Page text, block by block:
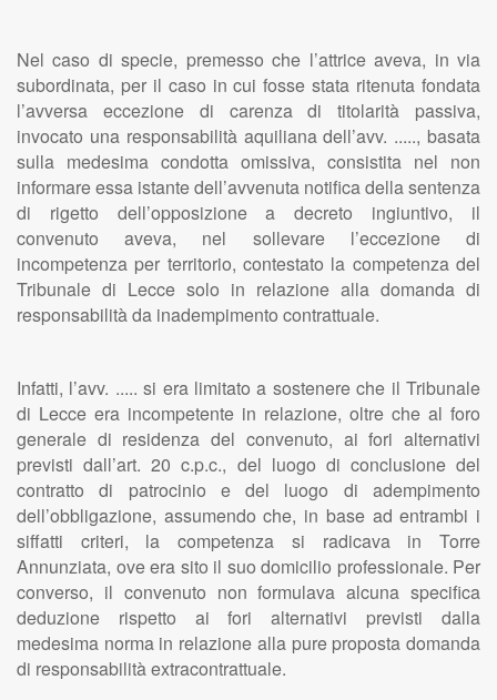
Nel caso di specie, premesso che l’attrice aveva, in via
subordinata, per il caso in cui fosse stata ritenuta fondata
l’avversa eccezione di carenza di titolarità passiva,
invocato una responsabilità aquiliana dell’avv. ....., basata
sulla medesima condotta omissiva, consistita nel non
informare essa istante dell’avvenuta notifica della sentenza
di rigetto dell’opposizione a decreto ingiuntivo, il
convenuto aveva, nel sollevare l’eccezione di
incompetenza per territorio, contestato la competenza del
Tribunale di Lecce solo in relazione alla domanda di
responsabilità da inadempimento contrattuale.
Infatti, l’avv. ..... si era limitato a sostenere che il Tribunale
di Lecce era incompetente in relazione, oltre che al foro
generale di residenza del convenuto, ai fori alternativi
previsti dall’art. 20 c.p.c., del luogo di conclusione del
contratto di patrocinio e del luogo di adempimento
dell’obbligazione, assumendo che, in base ad entrambi i
siffatti criteri, la competenza si radicava in Torre
Annunziata, ove era sito il suo domicilio professionale. Per
converso, il convenuto non formulava alcuna specifica
deduzione rispetto ai fori alternativi previsti dalla
medesima norma in relazione alla pure proposta domanda
di responsabilità extracontrattuale.